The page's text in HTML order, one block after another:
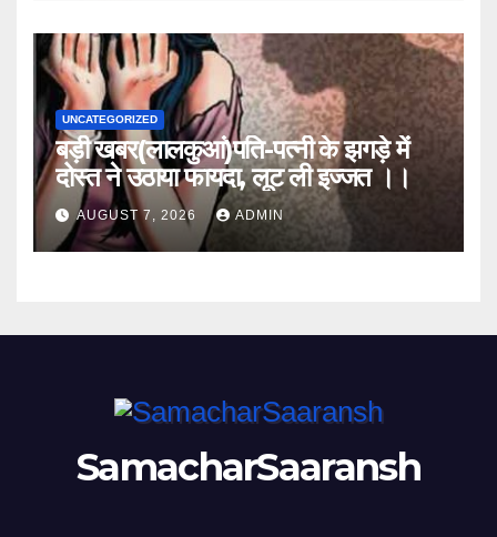
UNCATEGORIZED
बड़ी खबर(लालकुआं)पति-पत्नी के झगड़े में
दोस्त ने उठाया फायदा, लूट ली इज्जत ।।
AUGUST 7, 2026 ADMIN
SamacharSaaransh